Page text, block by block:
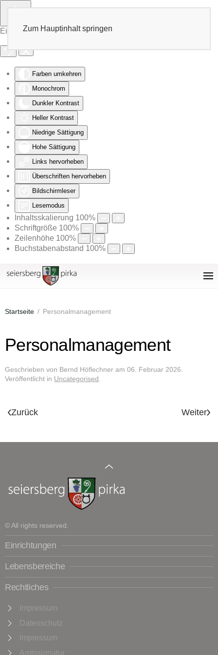
Eingabehilfen öffnen
Farben umkehren
Monochrom
Dunkler Kontrast
Heller Kontrast
Niedrige Sättigung
Hohe Sättigung
Links hervorheben
Überschriften hervorheben
Bildschirmleser
Lesemodus
Inhaltsskalierung 100%
Schriftgröße 100%
Zeilenhöhe 100%
Buchstabenabstand 100%
Zum Hauptinhalt springen
Startseite Personalmanagement
Personalmanagement
Geschrieben von Bernd Höflechner am 06. Februar 2026
Veröffentlicht in Uncategorised
Zurück Weiter
© All rights reserved.
Einrichtungen
Lebensbereiche
Rechtliches
Impressum
Datenschutz
Impressum
Amtssignatur